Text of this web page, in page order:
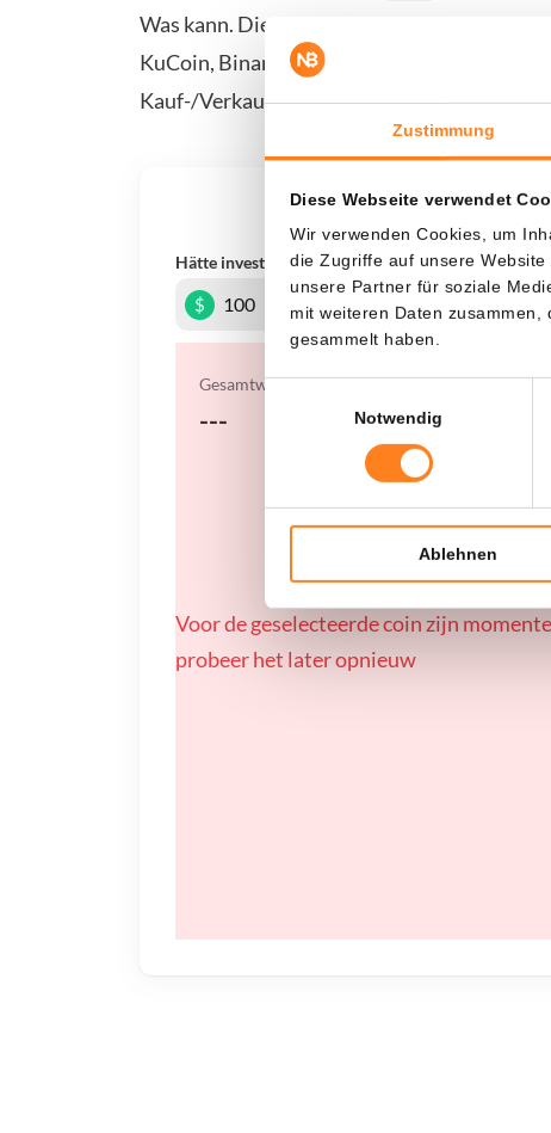
Zustimmung
Diese Webseite verwendet
Wir verwenden Cookies, um
die Zugriffe auf unsere
unsere Partner für soziale
mit weiteren Daten
gesammelt haben.
Einwilligungsauswahl
Notwendig
Ablehnen
Was kann. Die besten Orte, um Omnity
KuCoin, Binance und Coinbase. Weitere
Kauf-/Verkaufsseite.
Hätte investiert In
$
Gesamtwert
---
Voor de geselecteerde coin zijn
probeer het later opnieuw